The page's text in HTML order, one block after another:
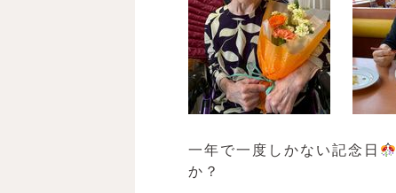
一年で一度しかない記念日
か？